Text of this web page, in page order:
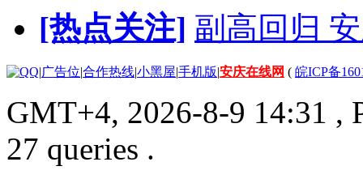
[热点关注] 副高回归
|广告位|合作热线|小黑屋|手机版|安庆在线网 ( 皖ICP备
GMT+4, 2026-8-9 14:31 ,
27 queries .